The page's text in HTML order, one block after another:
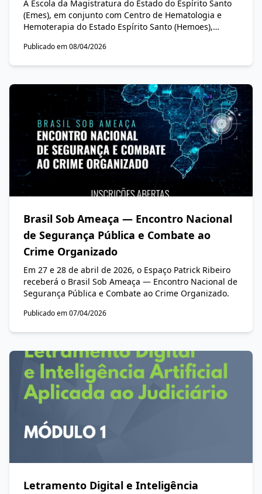
A Escola da Magistratura do Estado do Espírito Santo
(Emes), em conjunto com Centro de Hematologia e
Hemoterapia do Estado Espírito Santo (Hemoes),
de 2026, na sede da Emes, para todo o Poder
programação disponível aqui:
https://www.tjes.jus.br/emes/noticias/semana-
Publicado em 08/04/2026
Brasil Sob Ameaça — Encontro Nacional
de Segurança Pública e Combate ao
Crime Organizado
Em 27 e 28 de abril de 2026, o Espaço Patrick Ribeiro
receberá o Brasil Sob Ameaça — Encontro Nacional de
Segurança Pública e Combate ao Crime Organizado.
Publicado em 07/04/2026
Letramento Digital e Inteligência